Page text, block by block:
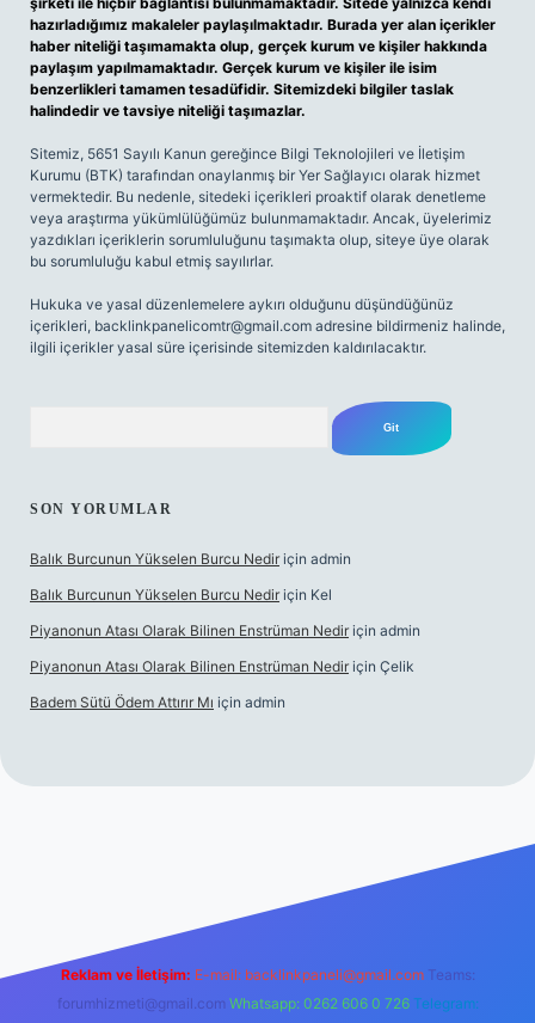
hazırladığımız makaleler paylaşılmaktadır. Burada yer alan içerikler
haber niteliği taşımamakta olup, gerçek kurum ve kişiler hakkında
paylaşım yapılmamaktadır. Gerçek kurum ve kişiler ile isim
benzerlikleri tamamen tesadüfidir. Sitemizdeki bilgiler taslak
halindedir ve tavsiye niteliği taşımazlar.
Sitemiz, 5651 Sayılı Kanun gereğince Bilgi Teknolojileri ve İletişim
Kurumu (BTK) tarafından onaylanmış bir Yer Sağlayıcı olarak hizmet
vermektedir. Bu nedenle, sitedeki içerikleri proaktif olarak denetleme
veya araştırma yükümlülüğümüz bulunmamaktadır. Ancak, üyelerimiz
yazdıkları içeriklerin sorumluluğunu taşımakta olup, siteye üye olarak
bu sorumluluğu kabul etmiş sayılırlar.
Hukuka ve yasal düzenlemelere aykırı olduğunu düşündüğünüz
içerikleri, backlinkpanelicomtr@gmail.com adresine bildirmeniz halinde,
ilgili içerikler yasal süre içerisinde sitemizden kaldırılacaktır.
SON YORUMLAR
Balık Burcunun Yükselen Burcu Nedir için admin
Balık Burcunun Yükselen Burcu Nedir için Kel
Piyanonun Atası Olarak Bilinen Enstrüman Nedir için admin
Piyanonun Atası Olarak Bilinen Enstrüman Nedir için Çelik
Badem Sütü Ödem Attırır Mı için admin
Reklam ve İletişim: E-mail: backlinkpaneli@gmail.com Teams:
forumhizmeti@gmail.com Whatsapp: 0262 606 0 726 Telegram: